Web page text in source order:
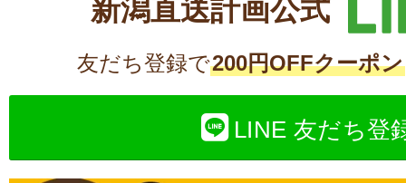
新潟直送計画公式
友だち登録で200円OFFクーポン
LINE 友だち登